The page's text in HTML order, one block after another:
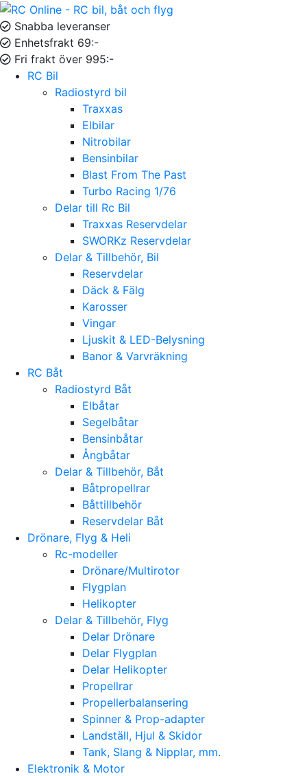
Snabba leveranser
Enhetsfrakt 69:-
Fri frakt över 995:-
RC Bil
Radiostyrd bil
Traxxas
Elbilar
Nitrobilar
Bensinbilar
Blast From The Past
Turbo Racing 1/76
Delar till Rc Bil
Traxxas Reservdelar
SWORKz Reservdelar
Delar & Tillbehör, Bil
Reservdelar
Däck & Fälg
Karosser
Vingar
Ljuskit & LED-Belysning
Banor & Varvräkning
RC Båt
Radiostyrd Båt
Elbåtar
Segelbåtar
Bensinbåtar
Ångbåtar
Delar & Tillbehör, Båt
Båtpropellrar
Båttillbehör
Reservdelar Båt
Drönare, Flyg & Heli
Rc-modeller
Drönare/Multirotor
Flygplan
Helikopter
Delar & Tillbehör, Flyg
Delar Drönare
Delar Flygplan
Delar Helikopter
Propellrar
Propellerbalansering
Spinner & Prop-adapter
Landställ, Hjul & Skidor
Tank, Slang & Nipplar, mm.
Elektronik & Motor